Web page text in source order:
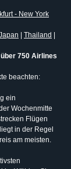
- New York
Thailand
750 Airlines
beachten:
ein
Wochenmitte
Flügen
in der Regel
am meisten.